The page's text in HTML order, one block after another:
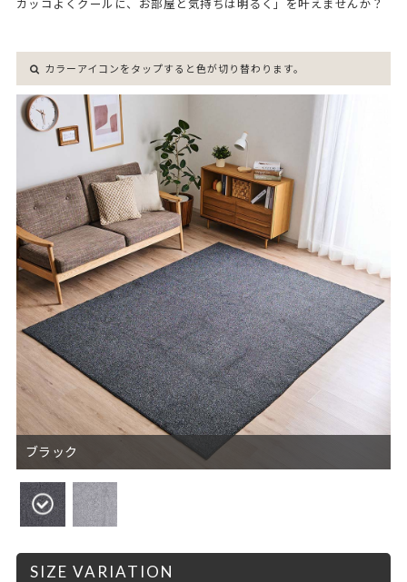
カッコよくクールに、お部屋と気持ちは明るく」を叶えませんか？
カラーアイコンをタップすると色が切り替わります。
ブラック
SIZE VARIATION